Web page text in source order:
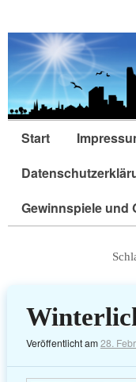
Start
Gewinnspiele und
Veröffentlicht am28.